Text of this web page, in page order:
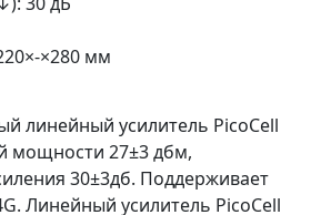
×280 мм
линейный усилитель PicoCell
мощности 27±3 дбм,
30±3дб. Поддерживает
Линейный усилитель PicoCell